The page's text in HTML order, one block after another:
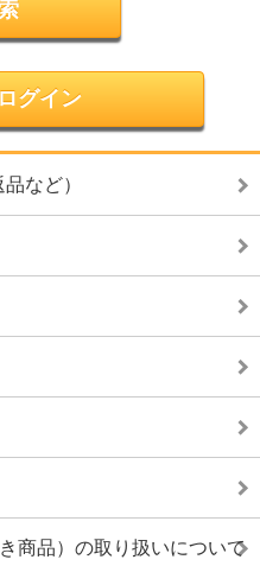
グイン
など）
商品）の取り扱いについて